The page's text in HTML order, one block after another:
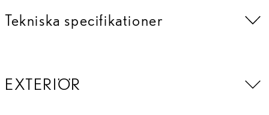
Tekniska specifikationer
EXTERIÖR